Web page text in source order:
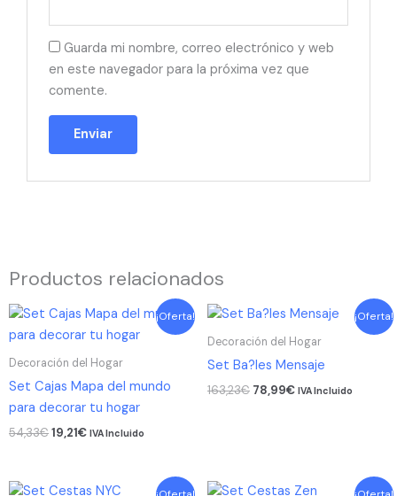
Guarda mi nombre, correo electrónico y web
en este navegador para la próxima vez que
comente.
Productos relacionados
¡Oferta!
Decoración del Hogar
Set Cajas Mapa del mundo
para decorar tu hogar
54,33€
El
precio
original
era:
54,33€.
19,21€
El
precio
actual
es:
19,21€.
IVA Incluido
¡Oferta!
Decoración del Hogar
Set Ba?les Mensaje
163,23€
El
original
163,23€.
78,99€
El
precio
actual
78,99€.
IVA Incluido
El
El
El
El